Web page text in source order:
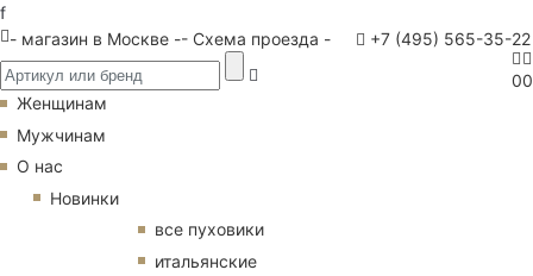
f
- магазин в Москве -- Схема проезда - +7 (495) 565-35-22
00
Женщинам
Мужчинам
О нас
Новинки
все пуховики
итальянские